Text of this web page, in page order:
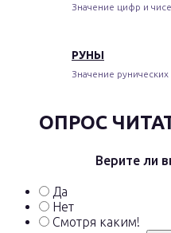
Значение цифр и
РУНЫ
Значение
ОПРОС
Верите ли
Да
Нет
Смотря каким!